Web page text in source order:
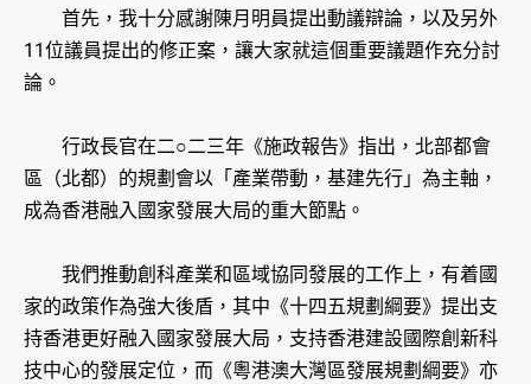
首先，我十分感謝陳月明員提出動議辯論，以及另外
11位議員提出的修正案，讓大家就這個重要議題作充分討
論。
行政長官在二○二三年《施政報告》指出，北部都會
區（北都）的規劃會以「產業帶動，基建先行」為主軸，
成為香港融入國家發展大局的重大節點。
我們推動創科產業和區域協同發展的工作上，有着國
家的政策作為強大後盾，其中《十四五規劃綱要》提出支
持香港更好融入國家發展大局，支持香港建設國際創新科
技中心的發展定位，而《粵港澳大灣區發展規劃綱要》亦